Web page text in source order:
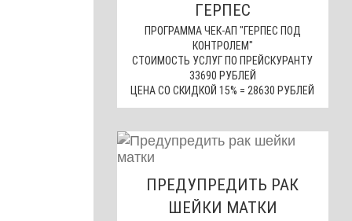
ГЕРПЕС
ПРОГРАММА ЧЕК-АП "ГЕРПЕС ПОД
КОНТРОЛЕМ"
СТОИМОСТЬ УСЛУГ ПО ПРЕЙСКУРАНТУ
33690 РУБЛЕЙ
ЦЕНА СО СКИДКОЙ 15% = 28630 РУБЛЕЙ
ПРЕДУПРЕДИТЬ РАК
ШЕЙКИ МАТКИ